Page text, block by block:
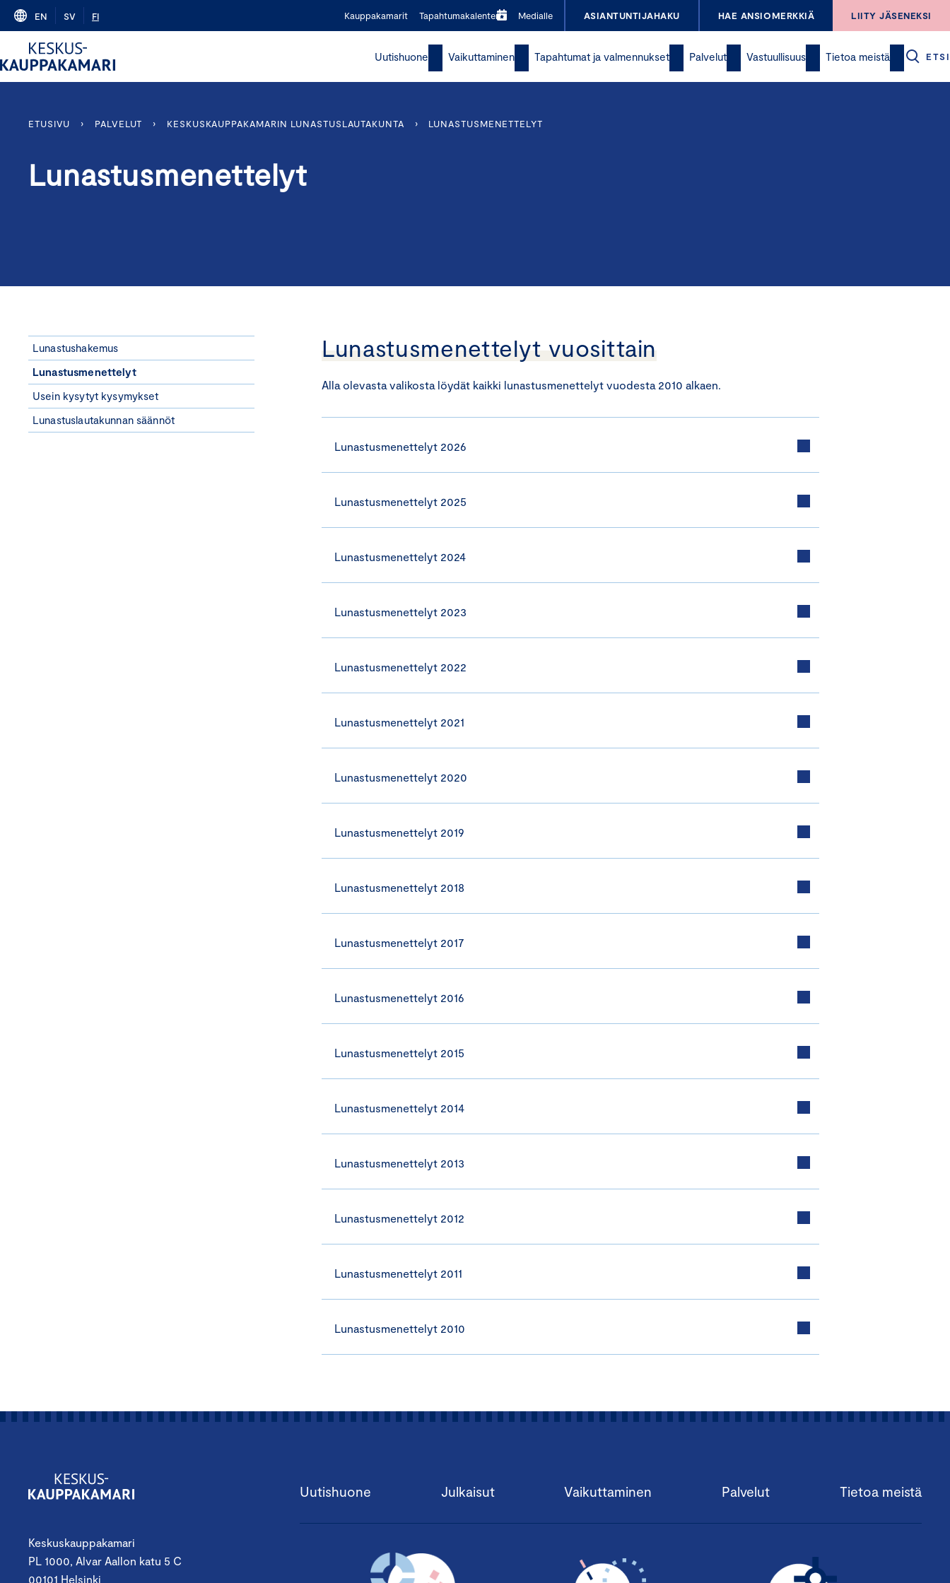
Skip
content
EN SV FI Kauppakamarit Tapahtumakalenteri Medialle ASIANTUNTIJAHAKU HAE ANSIOMERKKIÄ LIITY JÄSENEKSI
Uutishuone Vaikuttaminen Tapahtumat ja valmennukset Palvelut Vastuullisuus Tietoa meistä ETSI
ETUSIVU › PALVELUT › KESKUSKAUPPAKAMARIN LUNASTUSLAUTAKUNTA › LUNASTUSMENETTELYT
Lunastusmenettelyt
Lunastushakemus
Lunastusmenettelyt
Usein kysytyt kysymykset
Lunastuslautakunnan säännöt
Lunastusmenettelyt vuosittain
Alla olevasta valikosta löydät kaikki lunastusmenettelyt vuodesta 2010 alkaen.
Lunastusmenettelyt 2026
Lunastusmenettelyt 2025
Lunastusmenettelyt 2024
Lunastusmenettelyt 2023
Lunastusmenettelyt 2022
Lunastusmenettelyt 2021
Lunastusmenettelyt 2020
Lunastusmenettelyt 2019
Lunastusmenettelyt 2018
Lunastusmenettelyt 2017
Lunastusmenettelyt 2016
Lunastusmenettelyt 2015
Lunastusmenettelyt 2014
Lunastusmenettelyt 2013
Lunastusmenettelyt 2012
Lunastusmenettelyt 2011
Lunastusmenettelyt 2010
Keskuskauppakamari
PL 1000, Alvar Aallon katu 5 C
00101 Helsinki
Uutishuone Julkaisut Vaikuttaminen Palvelut Tietoa meistä